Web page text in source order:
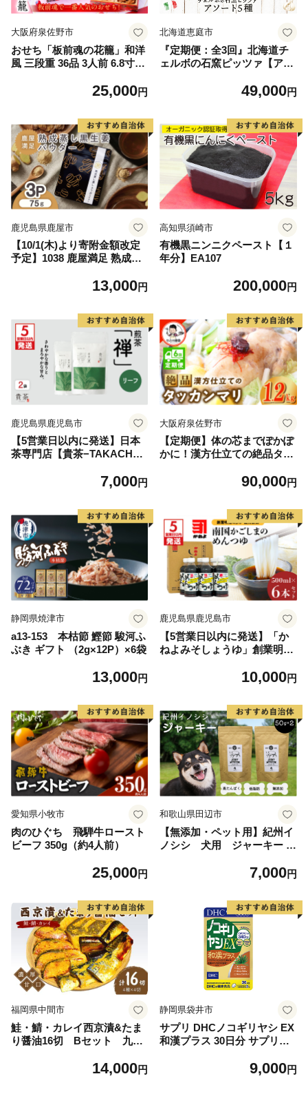
大阪府泉佐野市
おせち「板前魂の花籠」和洋
風 三段重 36品 3人前 6.8寸
せち お節 惣菜 冷凍 先行予約
25,000円
北海道恵庭市
『定期便：全3回』北海道チ
ェルボの石窯ピッツァ【アソ
49,000円
鹿児島県鹿屋市
【10/1(木)より寄附金額改定
予定】1038 鹿屋満足 熟成蒸
袋 KN026-023-0213,000円
高知県須崎市
有機黒ニンニクペースト【１
年分】EA107
200,000円
鹿児島県鹿児島市
【5営業日以内に発送】日本
茶専門店【貴茶−TAKACH
7,000円
大阪府泉佐野市
【定期便】体の芯までぽかぽ
かに！漢方仕立ての絶品タッ
鶏 鍋 韓国料理 水炊き 鶏肉】
90,000円
静岡県焼津市
a13-153 本枯節 鰹節 駿河ふ
ぶき ギフト （2g×12P）×6袋
13,000円
鹿児島県鹿児島市
【5営業日以内に発送】「か
ねよみそしょうゆ」創業明治
のめんつゆ6本セット K058-
10,000円
愛知県小牧市
肉のひぐち 飛騨牛ロースト
ビーフ 350g（約4人前）
25,000円
和歌山県田辺市
【無添加・ペット用】紀州イ
ノシシ 犬用 ジャーキー /
添加 ペット用 愛犬 犬 おやつ7,000円
福岡県中間市
鮭・鯖・カレイ西京漬&たま
り醤油16切 Bセット 九州
14,000円
静岡県袋井市
サプリ DHCノコギリヤシ EX
和漢プラス 30日分 サプリメ
9,000円